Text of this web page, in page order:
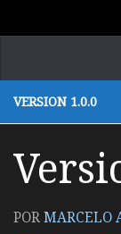
VERSION 1.0.0
PORMARCELO